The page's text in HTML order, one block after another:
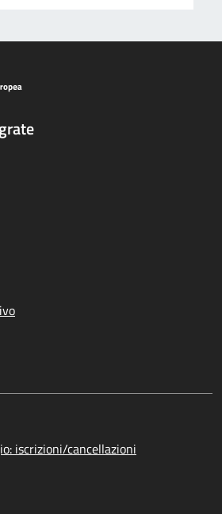
iscrizioni/cancellazioni